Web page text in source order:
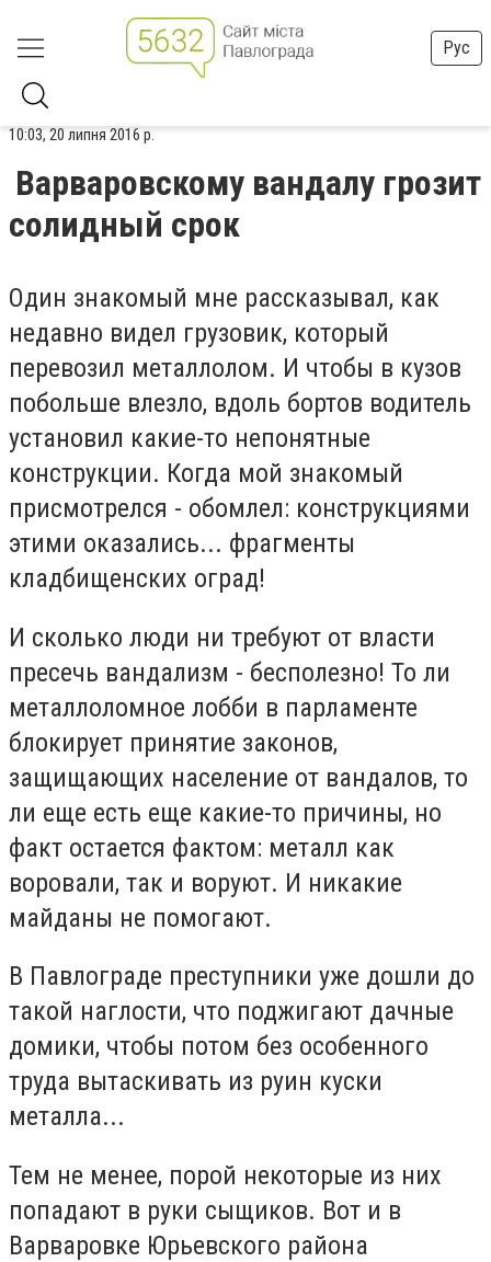
Рус
10:03, 20 липня 2016 р.
Варваровскому вандалу грозит
солидный срок
Один знакомый мне рассказывал, как
недавно видел грузовик, который
перевозил металлолом. И чтобы в кузов
побольше влезло, вдоль бортов водитель
установил какие-то непонятные
конструкции. Когда мой знакомый
присмотрелся - обомлел: конструкциями
этими оказались... фрагменты
кладбищенских оград!
И сколько люди ни требуют от власти
пресечь вандализм - бесполезно! То ли
металлоломное лобби в парламенте
блокирует принятие законов,
защищающих население от вандалов, то
ли еще есть еще какие-то причины, но
факт остается фактом: металл как
воровали, так и воруют. И никакие
майданы не помогают.
В Павлограде преступники уже дошли до
такой наглости, что поджигают дачные
домики, чтобы потом без особенного
труда вытаскивать из руин куски
металла...
Тем не менее, порой некоторые из них
попадают в руки сыщиков. Вот и в
Варваровке Юрьевского района